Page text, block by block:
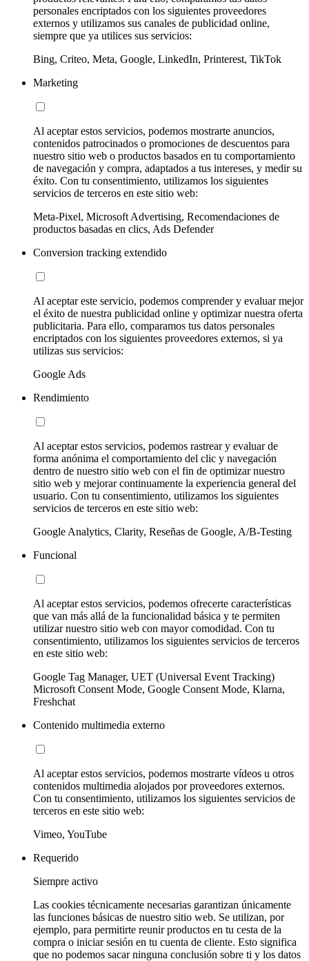
personales encriptados con los siguientes proveedores
externos y utilizamos sus canales de publicidad online,
siempre que ya utilices sus servicios:
Bing, Criteo, Meta, Google, LinkedIn, Printerest, TikTok
Marketing
Al aceptar estos servicios, podemos mostrarte anuncios,
contenidos patrocinados o promociones de descuentos para
nuestro sitio web o productos basados en tu comportamiento
de navegación y compra, adaptados a tus intereses, y medir su
éxito. Con tu consentimiento, utilizamos los siguientes
servicios de terceros en este sitio web:
Meta-Pixel, Microsoft Advertising, Recomendaciones de
productos basadas en clics, Ads Defender
Conversion tracking extendido
Al aceptar este servicio, podemos comprender y evaluar mejor
el éxito de nuestra publicidad online y optimizar nuestra oferta
publicitaria. Para ello, comparamos tus datos personales
encriptados con los siguientes proveedores externos, si ya
utilizas sus servicios:
Google Ads
Rendimiento
Al aceptar estos servicios, podemos rastrear y evaluar de
forma anónima el comportamiento del clic y navegación
dentro de nuestro sitio web con el fin de optimizar nuestro
sitio web y mejorar continuamente la experiencia general del
usuario. Con tu consentimiento, utilizamos los siguientes
servicios de terceros en este sitio web:
Google Analytics, Clarity, Reseñas de Google, A/B-Testing
Funcional
Al aceptar estos servicios, podemos ofrecerte características
que van más allá de la funcionalidad básica y te permiten
utilizar nuestro sitio web con mayor comodidad. Con tu
consentimiento, utilizamos los siguientes servicios de terceros
en este sitio web:
Google Tag Manager, UET (Universal Event Tracking)
Microsoft Consent Mode, Google Consent Mode, Klarna,
Freshchat
Contenido multimedia externo
Al aceptar estos servicios, podemos mostrarte vídeos u otros
contenidos multimedia alojados por proveedores externos.
Con tu consentimiento, utilizamos los siguientes servicios de
terceros en este sitio web:
Vimeo, YouTube
Requerido
Siempre activo
Las cookies técnicamente necesarias garantizan únicamente
las funciones básicas de nuestro sitio web. Se utilizan, por
ejemplo, para permitirte reunir productos en tu cesta de la
compra o iniciar sesión en tu cuenta de cliente. Esto significa
que no podemos sacar ninguna conclusión sobre ti y los datos